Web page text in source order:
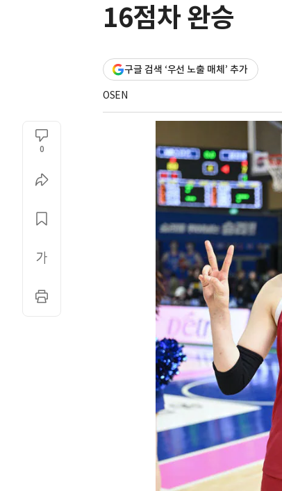
16점차 완승
구글 검색 ‘우선 노출 매체’ 추가
OSEN
0